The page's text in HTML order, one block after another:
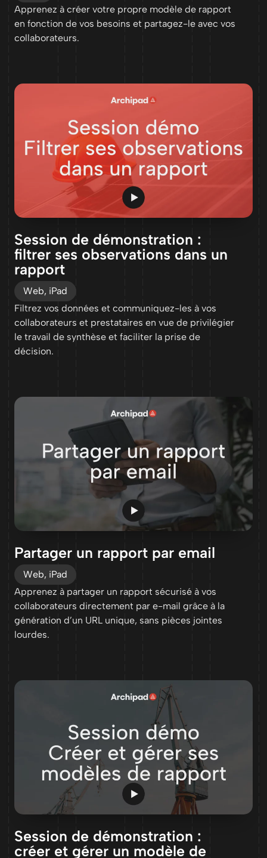
Apprenez à créer votre propre modèle de rapport
en fonction de vos besoins et partagez-le avec vos
collaborateurs.
Session de démonstration :
filtrer ses observations dans un
rapport
Web, iPad
Filtrez vos données et communiquez-les à vos
collaborateurs et prestataires en vue de privilégier
le travail de synthèse et faciliter la prise de
décision.
Partager un rapport par email
Web, iPad
Apprenez à partager un rapport sécurisé à vos
collaborateurs directement par e-mail grâce à la
génération d’un URL unique, sans pièces jointes
lourdes.
Session de démonstration :
créer et gérer un modèle de